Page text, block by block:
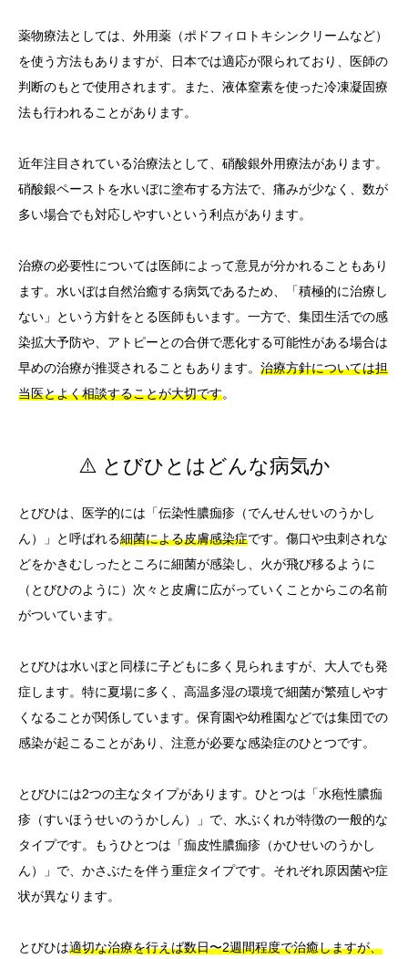
薬物療法としては、外用薬（ポドフィロトキシンクリームなど）
を使う方法もありますが、日本では適応が限られており、医師の
判断のもとで使用されます。また、液体窒素を使った冷凍凝固療
法も行われることがあります。
近年注目されている治療法として、硝酸銀外用療法があります。
硝酸銀ペーストを水いぼに塗布する方法で、痛みが少なく、数が
多い場合でも対応しやすいという利点があります。
治療の必要性については医師によって意見が分かれることもあり
ます。水いぼは自然治癒する病気であるため、「積極的に治療し
ない」という方針をとる医師もいます。一方で、集団生活での感
染拡大予防や、アトピーとの合併で悪化する可能性がある場合は
早めの治療が推奨されることもあります。 治療方針については担
当医とよく相談することが大切です。
⚠️ とびひとはどんな病気か
とびひは、医学的には「伝染性膿痂疹（でんせんせいのうかし
ん）」と呼ばれる細菌による皮膚感染症です。傷口や虫刺されな
どをかきむしったところに細菌が感染し、火が飛び移るように
（とびひのように）次々と皮膚に広がっていくことからこの名前
がついています。
とびひは水いぼと同様に子どもに多く見られますが、大人でも発
症します。特に夏場に多く、高温多湿の環境で細菌が繁殖しやす
くなることが関係しています。保育園や幼稚園などでは集団での
感染が起こることがあり、注意が必要な感染症のひとつです。
とびひには2つの主なタイプがあります。ひとつは「水疱性膿痂
疹（すいほうせいのうかしん）」で、水ぶくれが特徴の一般的な
タイプです。もうひとつは「痂皮性膿痂疹（かひせいのうかし
ん）」で、かさぶたを伴う重症タイプです。それぞれ原因菌や症
状が異なります。
とびひは適切な治療を行えば数日〜2週間程度で治癒しますが、